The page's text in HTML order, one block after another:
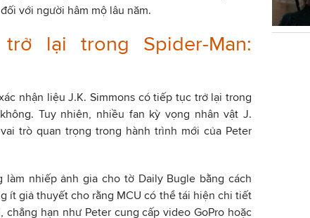
với người hâm mộ lâu năm.
lại trong Spider-Man:
nhận liệu J.K. Simmons có tiếp tục trở lại trong
Tuy nhiên, nhiều fan kỳ vọng nhân vật J.
trò quan trọng trong hành trình mới của Peter
làm nhiếp ảnh gia cho tờ Daily Bugle bằng cách
ít giả thuyết cho rằng MCU có thể tái hiện chi tiết
hạn như Peter cung cấp video GoPro hoặc